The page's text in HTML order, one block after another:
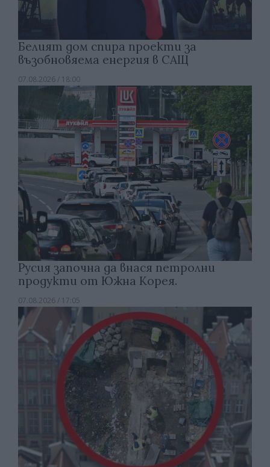
Белият дом спира проекти за
възобновяема енергия в САЩ
07.08.2026 / 18:00
Русия започна да внася петролни
продукти от Южна Корея.
07.08.2026 / 17:05